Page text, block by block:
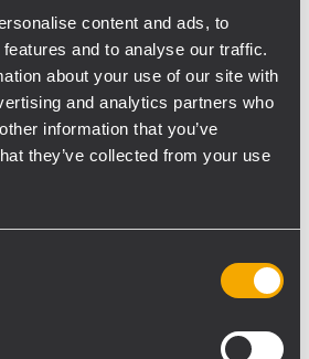
content and ads, to
and to analyse our traffic.
about your use of our site with
and analytics partners who
information that you’ve
they’ve collected from your use
CMD Hörnen mit
Precission Neodym
mit einer 1,75“
übernehmen zwei 8“
Woofer mit jeweils
Protection
im Innen- sowie